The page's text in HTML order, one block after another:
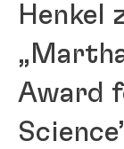
Henkel
Award